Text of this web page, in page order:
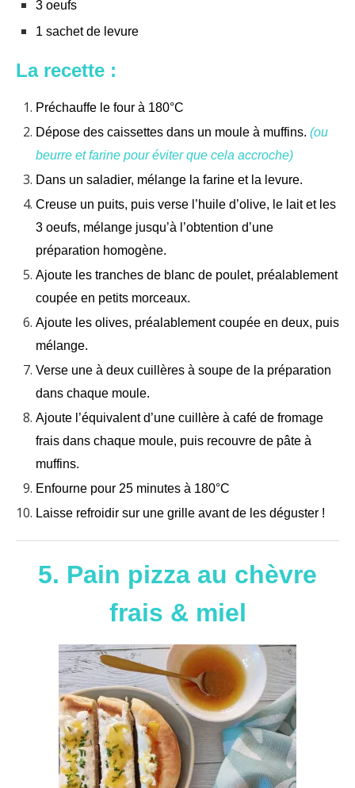
3 oeufs
1 sachet de levure
La recette :
Préchauffe le four à 180°C
Dépose des caissettes dans un moule à muffins. (ou
beurre et farine pour éviter que cela accroche)
Dans un saladier, mélange la farine et la levure.
Creuse un puits, puis verse l’huile d’olive, le lait et les
3 oeufs, mélange jusqu’à l’obtention d’une
préparation homogène.
Ajoute les tranches de blanc de poulet, préalablement
coupée en petits morceaux.
Ajoute les olives, préalablement coupée en deux, puis
mélange.
Verse une à deux cuillères à soupe de la préparation
dans chaque moule.
Ajoute l’équivalent d’une cuillère à café de fromage
frais dans chaque moule, puis recouvre de pâte à
muffins.
Enfourne pour 25 minutes à 180°C
Laisse refroidir sur une grille avant de les déguster !
5. Pain pizza au chèvre
frais & miel